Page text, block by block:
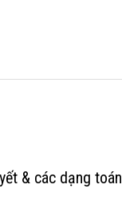
& các dạng toán